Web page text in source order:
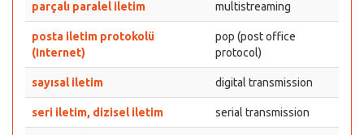
parçalı paralel iletim multistreaming
posta iletim protokolü
(Internet)
pop (post office
protocol)
sayısal iletim digital transmission
seri iletim, dizisel iletim serial transmission